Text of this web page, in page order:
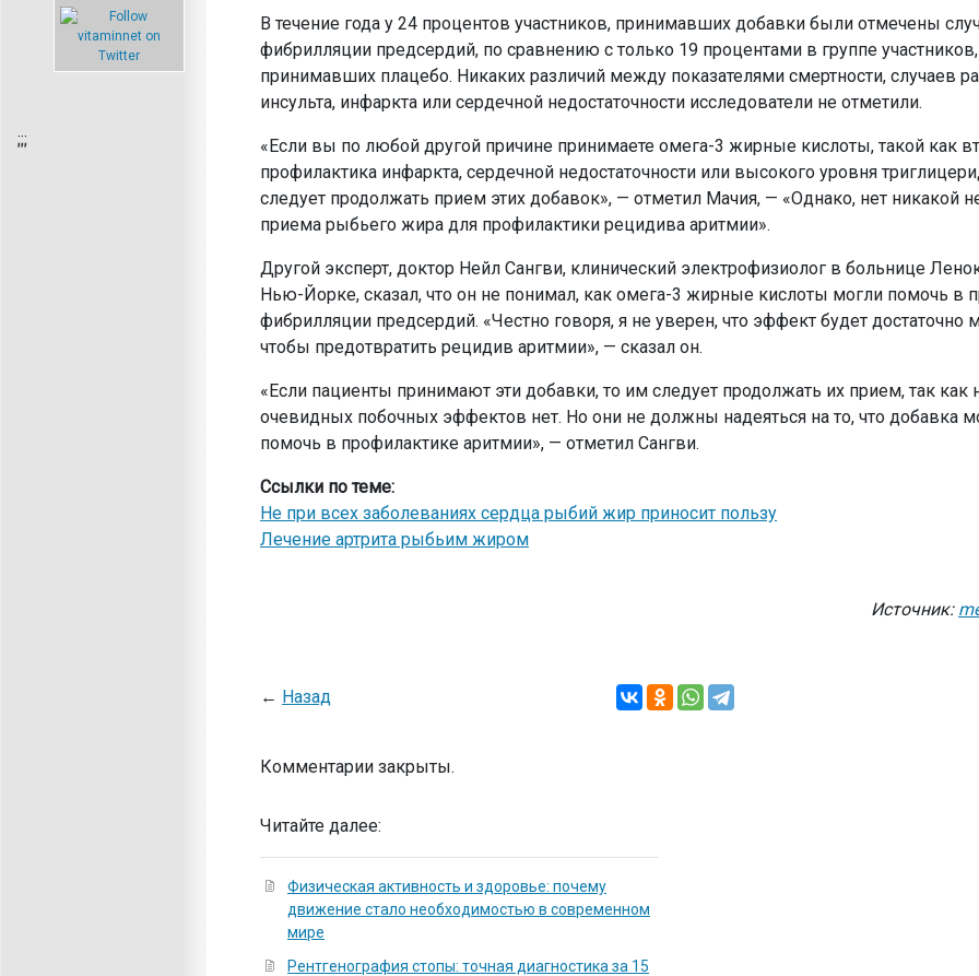
;;;
В течение года у 24 процентов участников, принимавших добавки были отмечены
фибрилляции предсердий, по сравнению с только 19 процентами в группе участников,
принимавших плацебо. Никаких различий между показателями смертности, случаев
инсульта, инфаркта или сердечной недостаточности исследователи не отметили.
«Если вы по любой другой причине принимаете омега-3 жирные кислоты, такой как
профилактика инфаркта, сердечной недостаточности или высокого уровня
следует продолжать прием этих добавок», — отметил Мачия, — «Однако, нет никакой
приема рыбьего жира для профилактики рецидива аритмии».
Другой эксперт, доктор Нейл Сангви, клинический электрофизиолог в больнице
Нью-Йорке, сказал, что он не понимал, как омега-3 жирные кислоты могли помочь в
фибрилляции предсердий. «Честно говоря, я не уверен, что эффект будет
чтобы предотвратить рецидив аритмии», — сказал он.
«Если пациенты принимают эти добавки, то им следует продолжать их прием, так как
очевидных побочных эффектов нет. Но они не должны надеяться на то, что добавка
помочь в профилактике аритмии», — отметил Сангви.
Ссылки по теме:
Не при всех заболеваниях сердца рыбий жир приносит пользу
Лечение артрита рыбьим жиром
Источник:
← Назад
Комментарии закрыты.
Читайте далее:
Физическая активность и здоровье: почему
движение стало необходимостью в современном
мире
Рентгенография стопы: точная диагностика за 15